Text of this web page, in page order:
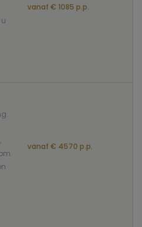
vanaf € 1085 p.p.
vanaf € 4570 p.p.